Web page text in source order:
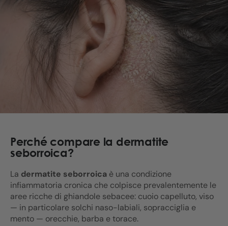
Perché compare la dermatite
seborroica?
La dermatite seborroica è una condizione
infiammatoria cronica che colpisce prevalentemente le
aree ricche di ghiandole sebacee: cuoio capelluto, viso
— in particolare solchi naso-labiali, sopracciglia e
mento — orecchie, barba e torace.